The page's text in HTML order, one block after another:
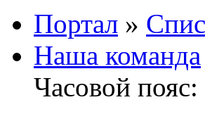
Портал »
Наша команда
Часовой